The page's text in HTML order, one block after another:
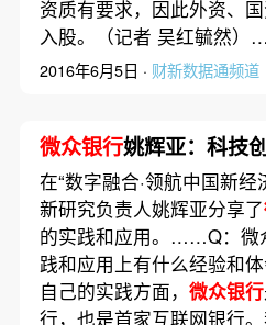
资质有要求，因此外资、
入股。（记者 吴红毓然
2016年6月5日 · 财新数据通频道
微众银行姚辉亚：科技
在“数字融合·领航中国新经
新研究负责人姚辉亚分享了
的实践和应用。……Q：微
践和应用上有什么经验和
自己的实践方面， 微众银行
行，也是首家互联网银行